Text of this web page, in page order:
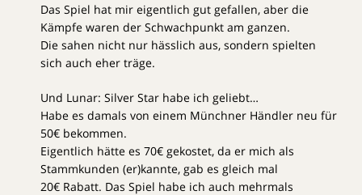
Das Spiel hat mir eigentlich gut gefallen, aber die
Kämpfe waren der Schwachpunkt am ganzen.
Die sahen nicht nur hässlich aus, sondern spielten
sich auch eher träge.
Und Lunar: Silver Star habe ich geliebt…
Habe es damals von einem Münchner Händler neu für
50€ bekommen.
Eigentlich hätte es 70€ gekostet, da er mich als
Stammkunden (er)kannte, gab es gleich mal
20€ Rabatt. Das Spiel habe ich auch mehrmals